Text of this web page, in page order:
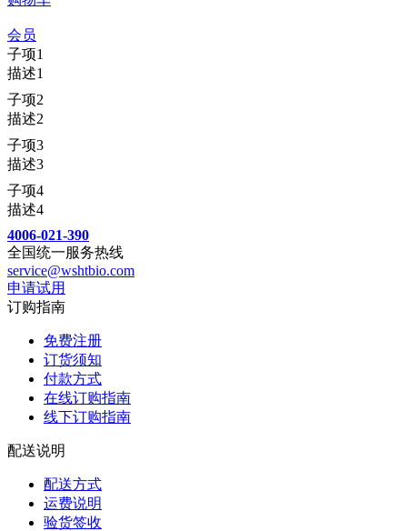
会员
子项1
描述1
子项2
描述2
子项3
描述3
子项4
描述4
4006-021-390
全国统一服务热线
service@wshtbio.com
申请试用
订购指南
免费注册
订货须知
付款方式
在线订购指南
线下订购指南
配送说明
配送方式
运费说明
验货签收